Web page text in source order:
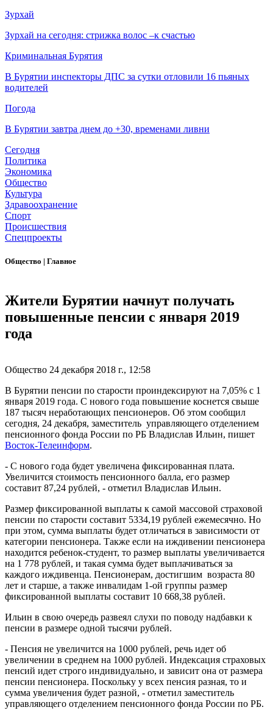
Зурхай
Зурхай на сегодня: стрижка волос –к счастью
Криминальная Бурятия
В Бурятии инспекторы ДПС за сутки отловили 16 пьяных
водителей
Погода
В Бурятии завтра днем до +30, временами ливни
Сегодня
Политика
Экономика
Общество
Культура
Здравоохранение
Спорт
Происшествия
Спецпроекты
Общество | Главное
Жители Бурятии начнут получать
повышенные пенсии с января 2019
года
Общество 24 декабря 2018 г., 12:58
В Бурятии пенсии по старости проиндексируют на 7,05% с 1
января 2019 года. С нового года повышение коснется свыше
187 тысяч неработающих пенсионеров. Об этом сообщил
сегодня, 24 декабря, заместитель управляющего отделением
пенсионного фонда России по РБ Владислав Ильин, пишет
Восток-Телеинформ.
- С нового года будет увеличена фиксированная плата.
Увеличится стоимость пенсионного балла, его размер
составит 87,24 рублей, - отметил Владислав Ильин.
Размер фиксированной выплаты к самой массовой страховой
пенсии по старости составит 5334,19 рублей ежемесячно. Но
при этом, сумма выплаты будет отличаться в зависимости от
категории пенсионера. Также если на иждивении пенсионера
находится ребенок-студент, то размер выплаты увеличивается
на 1 778 рублей, и такая сумма будет выплачиваться за
каждого иждивенца. Пенсионерам, достигшим возраста 80
лет и старше, а также инвалидам 1-ой группы размер
фиксированной выплаты составит 10 668,38 рублей.
Ильин в свою очередь развеял слухи по поводу надбавки к
пенсии в размере одной тысячи рублей.
- Пенсия не увеличится на 1000 рублей, речь идет об
увеличении в среднем на 1000 рублей. Индексация страховых
пенсий идет строго индивидуально, и зависит она от размера
пенсии пенсионера. Поскольку у всех пенсия разная, то и
сумма увеличения будет разной, - отметил заместитель
управляющего отделением пенсионного фонда России по РБ.